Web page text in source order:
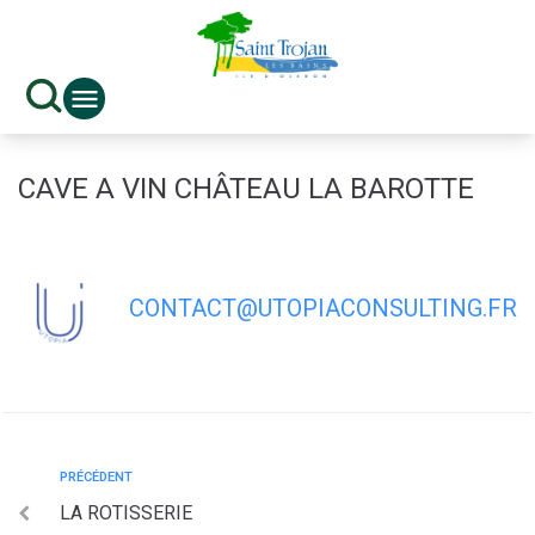
CAVE A VIN CHÂTEAU LA BAROTTE
CONTACT@UTOPIACONSULTING.FR
PRÉCÉDENT
LA ROTISSERIE